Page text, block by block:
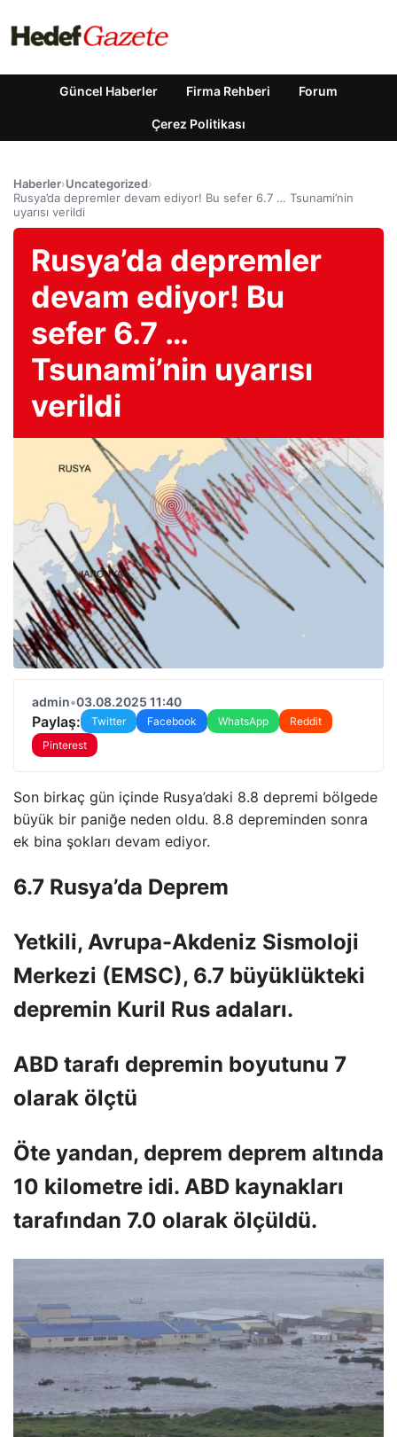
Güncel Haberler Firma Rehberi Forum
Çerez Politikası
Haberler›Uncategorized›
Rusya’da depremler devam ediyor! Bu sefer 6.7 … Tsunami’nin
uyarısı verildi
Rusya’da depremler
devam ediyor! Bu
sefer 6.7 …
Tsunami’nin uyarısı
verildi
admin•03.08.2025 11:40
Paylaş: Twitter Facebook WhatsApp
Reddit
Pinterest
Son birkaç gün içinde Rusya’daki 8.8 depremi bölgede
büyük bir paniğe neden oldu. 8.8 depreminden sonra
ek bina şokları devam ediyor.
6.7 Rusya’da Deprem
Yetkili, Avrupa-Akdeniz Sismoloji
Merkezi (EMSC), 6.7 büyüklükteki
depremin Kuril Rus adaları.
ABD tarafı depremin boyutunu 7
olarak ölçtü
Öte yandan, deprem deprem altında
10 kilometre idi. ABD kaynakları
tarafından 7.0 olarak ölçüldü.